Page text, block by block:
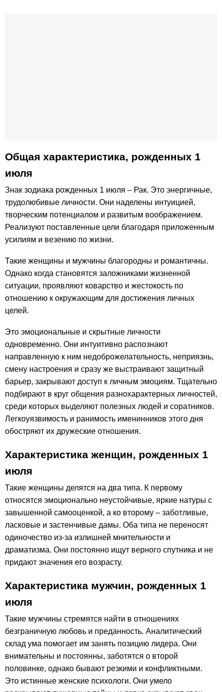
Общая характеристика, рожденных 1
июля
Знак зодиака рожденных 1 июля – Рак. Это энергичные,
трудолюбивые личности. Они наделены интуицией,
творческим потенциалом и развитым воображением.
Реализуют поставленные цели благодаря приложенным
усилиям и везению по жизни.
Такие женщины и мужчины благородны и романтичны.
Однако когда становятся заложниками жизненной
ситуации, проявляют коварство и жестокость по
отношению к окружающим для достижения личных
целей.
Это эмоциональные и скрытные личности
одновременно. Они интуитивно распознают
направленную к ним недоброжелательность, неприязнь,
смену настроения и сразу же выстраивают защитный
барьер, закрывают доступ к личным эмоциям. Тщательно
подбирают в круг общения разнохарактерных личностей,
среди которых выделяют полезных людей и соратников.
Легкоуязвимость и ранимость именинников этого дня
обостряют их дружеские отношения.
Характеристика женщин, рожденных 1
июля
Такие женщины делятся на два типа. К первому
относятся эмоционально неустойчивые, яркие натуры с
завышенной самооценкой, а ко второму – заботливые,
ласковые и застенчивые дамы. Оба типа не переносят
одиночество из-за излишней мнительности и
драматизма. Они постоянно ищут верного спутника и не
придают значения его возрасту.
Характеристика мужчин, рожденных 1
июля
Такие мужчины стремятся найти в отношениях
безграничную любовь и преданность. Аналитический
склад ума помогает им занять позицию лидера. Они
внимательны и постоянны, заботятся о второй
половинке, однако бывают резкими и конфликтными.
Это истинные женские психологи. Они умело